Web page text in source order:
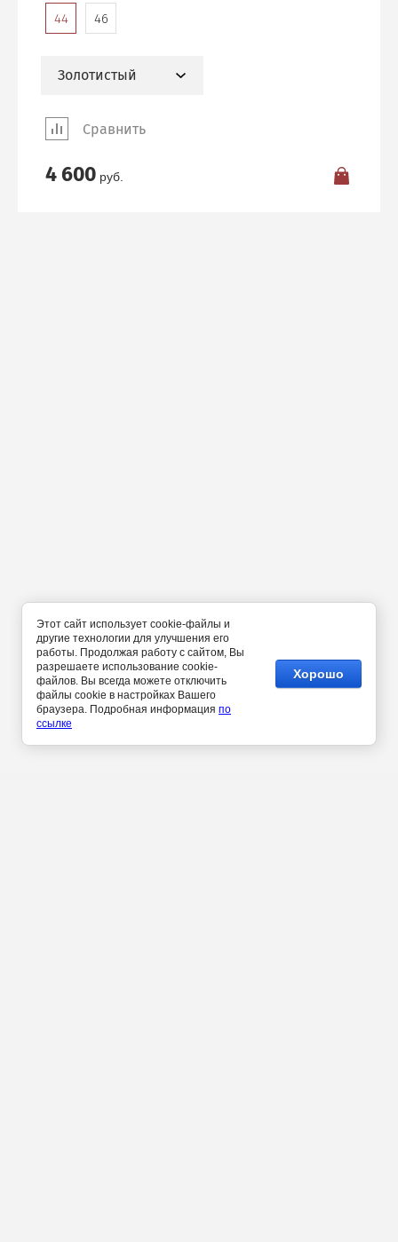
44 46
Золотистый
Сравнить
4 600 руб.
Этот сайт использует cookie-файлы и
другие технологии для улучшения его
работы. Продолжая работу с сайтом, Вы
разрешаете использование cookie-
файлов. Вы всегда можете отключить
файлы cookie в настройках Вашего
браузера. Подробная информация по
ссылке
Хорошо